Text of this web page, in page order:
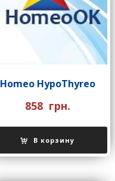
Homeo HypoThyreo
858 грн.
В корзину